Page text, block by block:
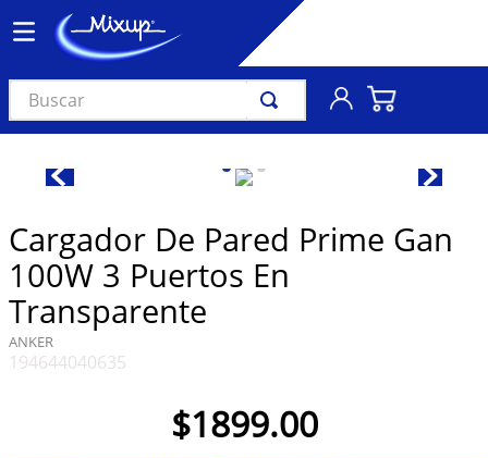
Buscar
Cargador De Pared Prime Gan
100W 3 Puertos En
Transparente
ANKER
194644040635
$1899.00
3.
audífonos
4
madonna
5 .
ariana grande
6.
importados